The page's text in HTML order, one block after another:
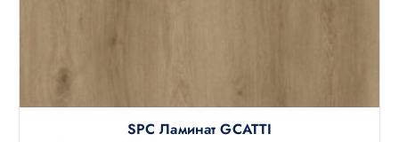
SPC Ламинат GCATTI